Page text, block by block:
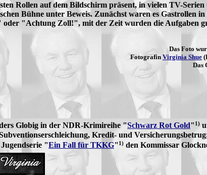
Rollen auf dem Bildschirm präsent, in vielen TV-Serien
Bühne unter Beweis. Zunächst waren es Gastrollen
"Achtung Zoll!", mit der Zeit wurden die Aufgaben
Das Foto
Fotografin Virginia Shue
Das
Globig in der NDR-Krimireihe "Schwarz Rot Gold" 1)
Kredit- und
"Ein Fall für TKKG" 1) den Kommissar